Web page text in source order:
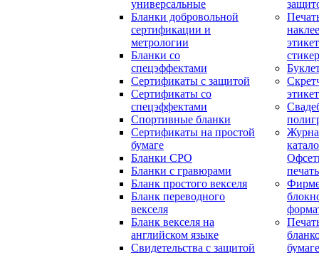
универсальные
Бланки добровольной
сертификации и
метрологии
Бланки со
спецэффектами
Сертификаты с защитой
Сертификаты со
спецэффектами
Спортивные бланки
Cертификаты на простой
бумаге
Бланки СРО
Бланки с гравюрами
Бланк простого векселя
Бланк переводного
векселя
Бланк векселя на
английском языке
Свидетельства с защитой
печать